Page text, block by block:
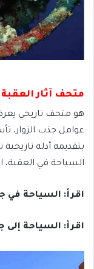
متحف آثار العقبة
هو متحف تاريخي
بتقديمه أدلة
السياحة في
اقرأ: السياحة في
اقرأ: السياحة إلى